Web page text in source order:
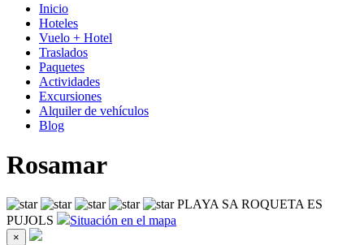
Inicio
Hoteles
Vuelo + Hotel
Traslados
Paquetes
Actividades
Excursiones
Alquiler de vehículos
Blog
Rosamar
PLAYA SA ROQUETA ES
PUJOLS
Situación en el mapa
×